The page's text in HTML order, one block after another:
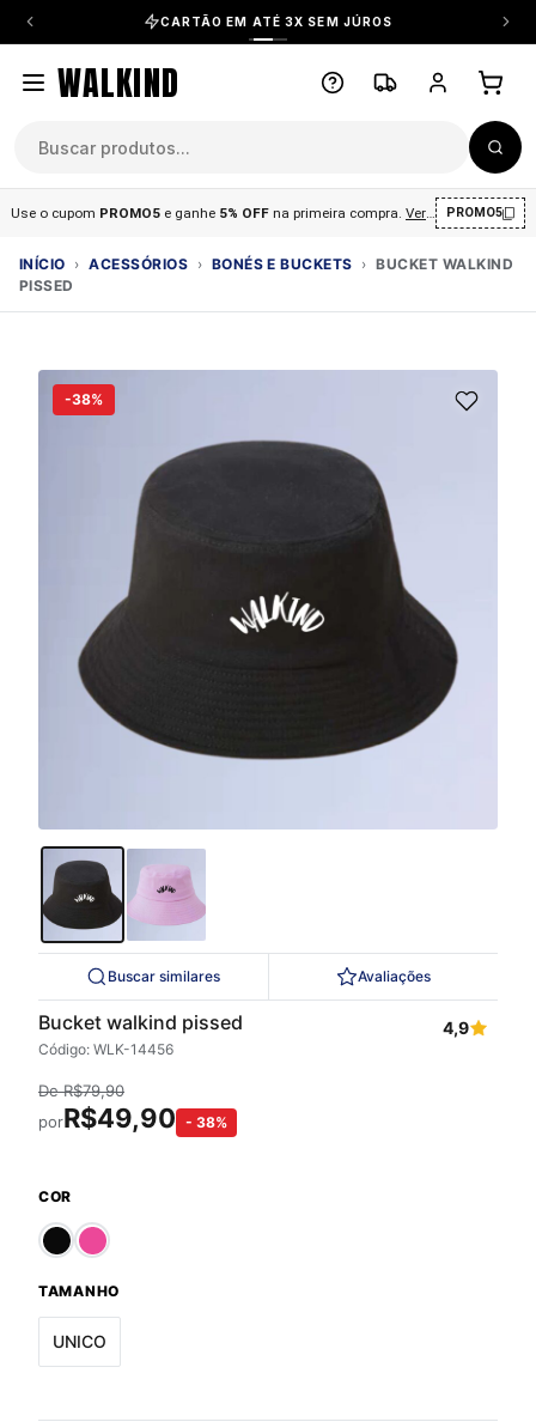
CARTÃO EM ATÉ 3X SEM JÚROS
WALKIND
Use o cupom PROMO5 e ganhe 5% OFF na primeira compra Ver condições .
PROMO5
INÍCIO › ACESSÓRIOS › BONÉS E BUCKETS › BUCKET WALKIND
PISSED
-38%
Buscar similares Avaliações
Bucket walkind pissed
Código: WLK-14456
4,9
DeR$79,90
porR$49,90 - 38%
COR
TAMANHO
UNICO